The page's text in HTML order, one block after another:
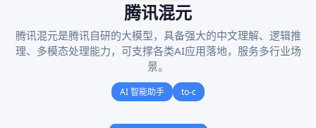
腾讯混元
腾讯混元是腾讯自研的大模型，具备强大的中文理解、逻辑推
理、多模态处理能力，可支撑各类AI应用落地，服务多行业场
景。
AI 智能助手 to-c